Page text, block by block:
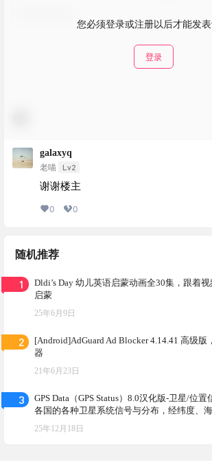
您必须登录或注册以后才能发
登录
galaxyq
老喵 Lv2
谢谢楼主
0 0
随机推荐
1
Dldi’s Day 幼儿英语启蒙动画全30集，跟着
启蒙
25年6月9日
2
[Android]AdGuard Ad Blocker 4.14.41 高级
器
21年6月23日
3
GPS Data（GPS Status）8.0汉化版-卫星/位
各国的各种卫星系统信号与分布，经纬度、
出落时间等
25年12月18日